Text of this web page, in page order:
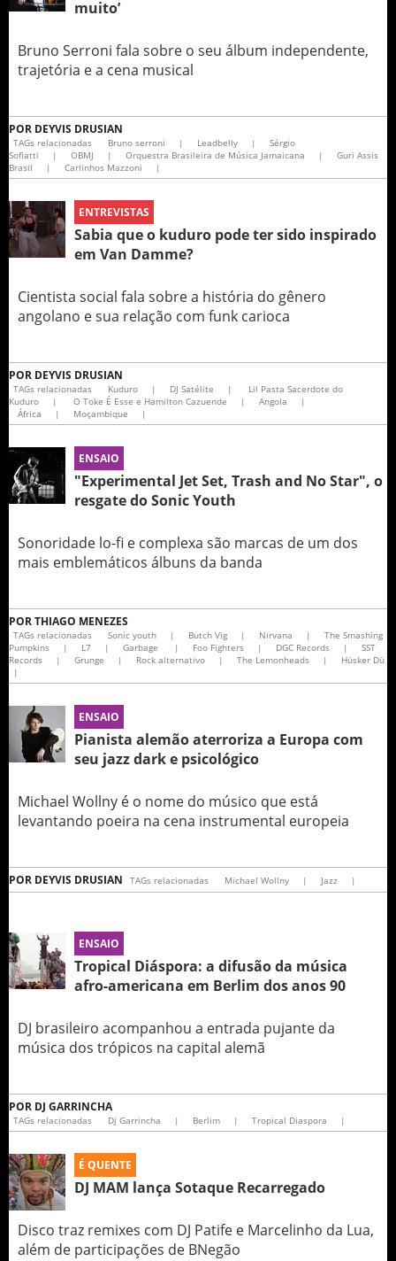
muito’
Bruno Serroni fala sobre o seu álbum independente,
trajetória e a cena musical
POR DEYVIS DRUSIAN
TAGs relacionadas Bruno serroni | Leadbelly |
Sérgio
Sofiatti
| OBMJ | Orquestra Brasileira de Música Jamaicana |
Guri Assis
Brasil
| Carlinhos Mazzoni |
ENTREVISTAS
Sabia que o kuduro pode ter sido inspirado
em Van Damme?
Cientista social fala sobre a história do gênero
angolano e sua relação com funk carioca
POR DEYVIS DRUSIAN
TAGs relacionadas Kuduro | DJ Satélite |
Lil Pasta Sacerdote do
Kuduro
| O Toke É Esse e Hamilton Cazuende | Angola
|
África
| Moçambique |
ENSAIO
"Experimental Jet Set, Trash and No Star", o
resgate do Sonic Youth
Sonoridade lo-fi e complexa são marcas de um dos
mais emblemáticos álbuns da banda
PORTHIAGO MENEZES
TAGs relacionadas Sonic youth | Butch Vig | Nirvana |
The Smashing
Pumpkins
| L7 | Garbage | Foo Fighters | DGC Records |
SST
Records
| Grunge | Rock alternativo | The Lemonheads |
Hüsker Dü
|
ENSAIO
Pianista alemão aterroriza a Europa com
seu jazz dark e psicológico
Michael Wollny é o nome do músico que está
levantando poeira na cena instrumental europeia
POR DEYVIS DRUSIAN TAGs relacionadas Michael Wollny | Jazz |
ENSAIO
Tropical Diáspora: a difusão da música
afro-americana em Berlim dos anos 90
DJ brasileiro acompanhou a entrada pujante da
música dos trópicos na capital alemã
POR DJ GARRINCHA
TAGs relacionadas Dj Garrincha | Berlim | Tropical Diaspora |
É QUENTE
DJ MAM lança Sotaque Recarregado
Disco traz remixes com DJ Patife e Marcelinho da Lua,
além de participações de BNegão